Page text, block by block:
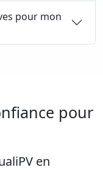
pour mon
pour
en